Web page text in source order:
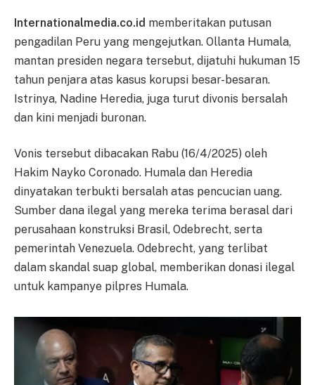
Internationalmedia.co.id memberitakan putusan
pengadilan Peru yang mengejutkan. Ollanta Humala,
mantan presiden negara tersebut, dijatuhi hukuman 15
tahun penjara atas kasus korupsi besar-besaran.
Istrinya, Nadine Heredia, juga turut divonis bersalah
dan kini menjadi buronan.
Vonis tersebut dibacakan Rabu (16/4/2025) oleh
Hakim Nayko Coronado. Humala dan Heredia
dinyatakan terbukti bersalah atas pencucian uang.
Sumber dana ilegal yang mereka terima berasal dari
perusahaan konstruksi Brasil, Odebrecht, serta
pemerintah Venezuela. Odebrecht, yang terlibat
dalam skandal suap global, memberikan donasi ilegal
untuk kampanye pilpres Humala.